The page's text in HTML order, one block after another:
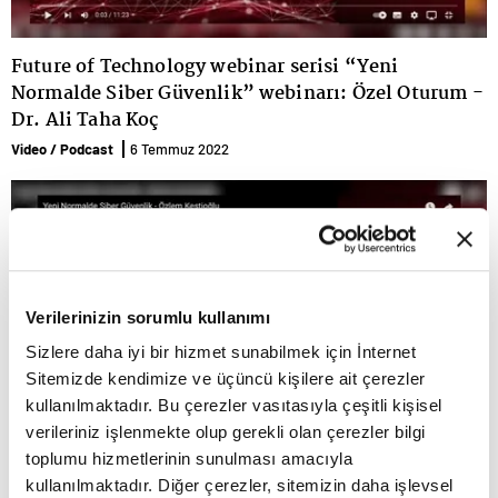
Verilerinizin sorumlu kullanımı
Sizlere daha iyi bir hizmet sunabilmek için İnternet
Sitemizde kendimize ve üçüncü kişilere ait çerezler
kullanılmaktadır. Bu çerezler vasıtasıyla çeşitli kişisel
verileriniz işlenmekte olup gerekli olan çerezler bilgi
toplumu hizmetlerinin sunulması amacıyla
kullanılmaktadır. Diğer çerezler, sitemizin daha işlevsel
Future of Technology webinar serisi “Yeni
Normalde Siber Güvenlik” webinarı: Özel Oturum -
Dr. Ali Taha Koç
Video / Podcast 6 Temmuz 2022
Future of Technology webinar serisi “Yeni